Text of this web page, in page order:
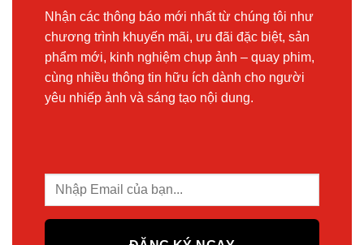
Nhận các thông báo mới nhất từ chúng tôi như
chương trình khuyến mãi, ưu đãi đặc biệt, sản
phẩm mới, kinh nghiệm chụp ảnh – quay phim,
cùng nhiều thông tin hữu ích dành cho người
yêu nhiếp ảnh và sáng tạo nội dung.